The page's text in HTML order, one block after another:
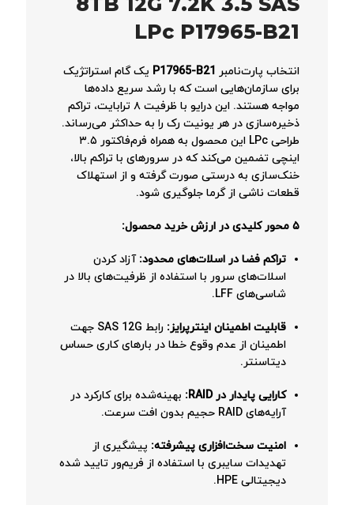
8TB 12G 7.2K 3.5 SAS
LPc P17965-B21
انتخاب پارت‌نامبر P17965-B21 یک گام استراتژیک
برای سازمان‌هایی است که با رشد سریع داده‌ها
مواجه هستند. این درایو با ظرفیت ۸ ترابایت، تراکم
ذخیره‌سازی در هر یونیت رک را به حداکثر می‌رساند.
طراحی LPc این محصول به همراه فرم‌فاکتور ۳.۵
اینچی تضمین می‌کند که در سرورهای با تراکم بالا،
خنک‌سازی به درستی صورت گرفته و از استهلاک
قطعات ناشی از گرما جلوگیری شود.
۵ محور کلیدی در ارزش خرید محصول:
تراکم فضا در اسلات‌های محدود: آزاد کردن
اسلات‌های سرور با استفاده از ظرفیت‌های بالا در
شاسی‌های LFF.
قابلیت اطمینان اینترپرایز:
رابط SAS 12G جهت
اطمینان از عدم وقوع خطا در بارهای کاری حساس
دیتاسنتر.
کارایی پایدار در RAID:
بهینه‌شده برای کارکرد در
آرایه‌های RAID حجیم بدون افت سرعت.
امنیت سخت‌افزاری پیشرفته: پیشگیری از
تهدیدات سایبری با استفاده از فریم‌ور تایید شده
دیجیتالی HPE.